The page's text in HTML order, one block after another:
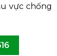
vực chống